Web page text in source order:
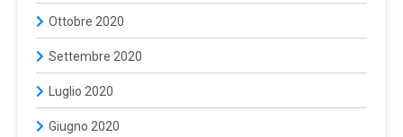
Ottobre 2020
Settembre 2020
Luglio 2020
Giugno 2020